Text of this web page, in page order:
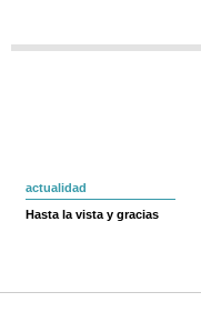
actualidad
Hasta la vista y gracias